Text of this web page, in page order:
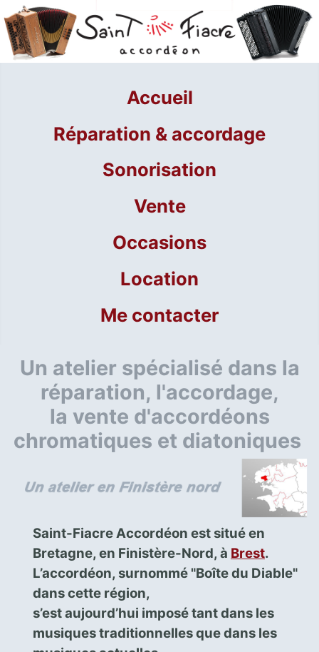
Accueil
Réparation & accordage
Sonorisation
Vente
Occasions
Location
Me contacter
Un atelier spécialisé dans la
réparation, l'accordage,
la vente d'accordéons
chromatiques et diatoniques
Saint-Fiacre Accordéon est situé en
Bretagne, en Finistère-Nord, à Brest.
L’accordéon, surnommé "Boîte du Diable"
dans cette région,
s’est aujourd’hui imposé tant dans les
musiques traditionnelles que dans les